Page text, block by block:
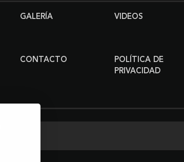
GALERÍA VIDEOS
CONTACTO
POLÍTICA DE
PRIVACIDAD